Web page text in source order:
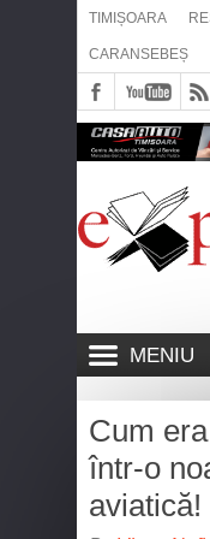
TIMIȘOARA
CARANSEBEȘ
MENIU
Cum
într-o
aviatică!